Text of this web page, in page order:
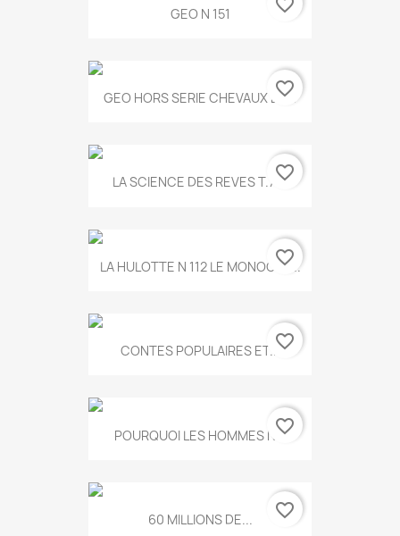
GEO N 151
GEO HORS SERIE CHEVAUX ET...
favorite_border
LA SCIENCE DES REVES T.787
favorite_border
LA HULOTTE N 112 LE MONOCLE...
favorite_border
CONTES POPULAIRES ET...favorite_border
POURQUOI LES HOMMES N...favorite_border
60 MILLIONS DE... favorite_border